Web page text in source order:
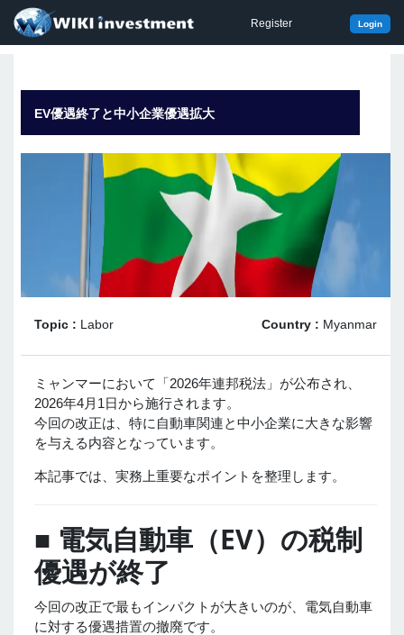
Register Login
EV優遇終了と中小企業優遇拡大
Topic : Labor Country : Myanmar
ミャンマーにおいて「2026年連邦税法」が公布され、
2026年4月1日から施行されます。
今回の改正は、特に自動車関連と中小企業に大きな影響
を与える内容となっています。
本記事では、実務上重要なポイントを整理します。
■ 電気自動車（EV）の税制
優遇が終了
今回の改正で最もインパクトが大きいのが、電気自動車
に対する優遇措置の撤廃です。